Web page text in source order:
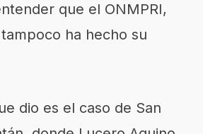
que el ONMPRI,
ha hecho su
dio es el caso de San